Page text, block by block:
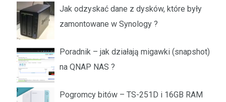
Jak odzyskać dane z dysków, które były
zamontowane w Synology ?
Poradnik – jak działają migawki (snapshot)
na QNAP NAS ?
Pogromcy bitów – TS-251D i 16GB RAM